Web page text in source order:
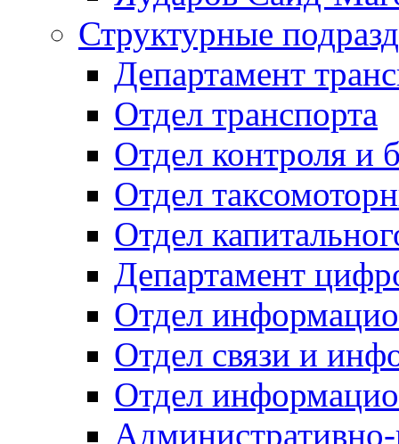
Структурные
Департамент
Отдел транспорта
Отдел контроля и
Отдел
Отдел
Департамент
Отдел
Отдел связи и
Отдел